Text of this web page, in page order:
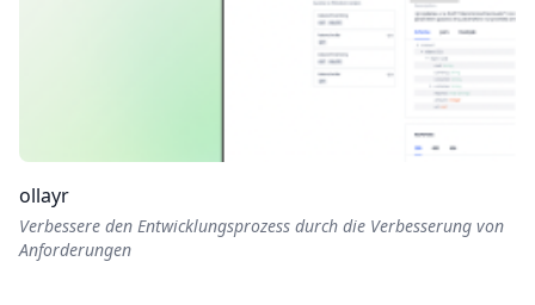
ollayr
Verbessere den Entwicklungsprozess durch die Verbesserung von
Anforderungen